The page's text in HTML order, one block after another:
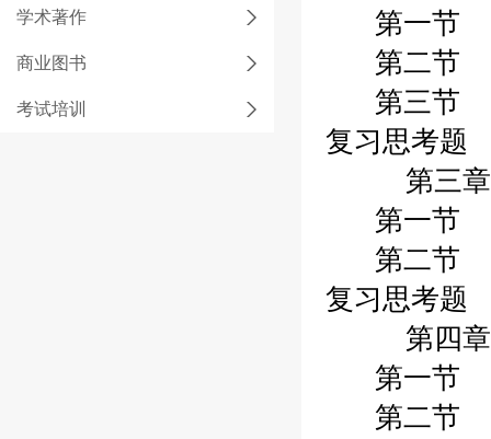
学术著作
商业图书
考试培训
第一节 我
第二节 我
第三节
复习思考题
第三章
第一节 财
第二节 财
复习思考题
第四章
第一节
第二节 有